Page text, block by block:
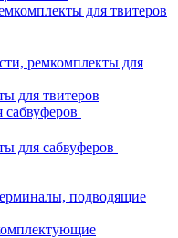
для твитеров
ремкомплекты для
для твитеров
для сабвуферов
подводящие